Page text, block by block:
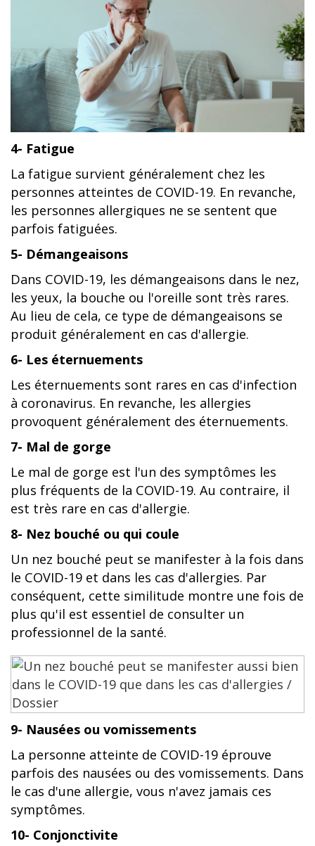
4- Fatigue
La fatigue survient généralement chez les
personnes atteintes de COVID-19. En revanche,
les personnes allergiques ne se sentent que
parfois fatiguées.
5- Démangeaisons
Dans COVID-19, les démangeaisons dans le nez,
les yeux, la bouche ou l'oreille sont très rares.
Au lieu de cela, ce type de démangeaisons se
produit généralement en cas d'allergie.
6- Les éternuements
Les éternuements sont rares en cas d'infection
à coronavirus. En revanche, les allergies
provoquent généralement des éternuements.
7- Mal de gorge
Le mal de gorge est l'un des symptômes les
plus fréquents de la COVID-19. Au contraire, il
est très rare en cas d'allergie.
8- Nez bouché ou qui coule
Un nez bouché peut se manifester à la fois dans
le COVID-19 et dans les cas d'allergies. Par
conséquent, cette similitude montre une fois de
plus qu'il est essentiel de consulter un
professionnel de la santé.
9- Nausées ou vomissements
La personne atteinte de COVID-19 éprouve
parfois des nausées ou des vomissements. Dans
le cas d'une allergie, vous n'avez jamais ces
symptômes.
10- Conjonctivite